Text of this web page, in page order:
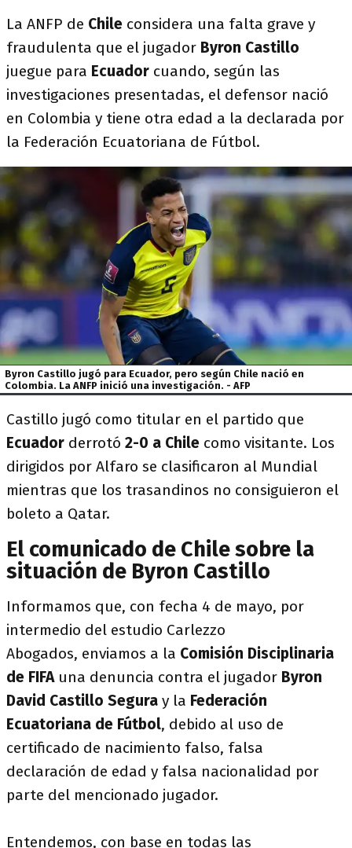
La ANFP de Chile considera una falta grave y
fraudulenta que el jugador Byron Castillo
juegue para Ecuador cuando, según las
investigaciones presentadas, el defensor nació
en Colombia y tiene otra edad a la declarada por
la Federación Ecuatoriana de Fútbol.
Byron Castillo jugó para Ecuador, pero según Chile nació en
Colombia. La ANFP inició una investigación. - AFP
Castillo jugó como titular en el partido que
Ecuador derrotó 2-0 a Chile como visitante. Los
dirigidos por Alfaro se clasificaron al Mundial
mientras que los trasandinos no consiguieron el
boleto a Qatar.
El comunicado de Chile sobre la
situación de Byron Castillo
Informamos que, con fecha 4 de mayo, por
intermedio del estudio Carlezzo
Abogados, enviamos a la Comisión Disciplinaria
de FIFAuna denuncia contra el jugador Byron
David Castillo Segura y la Federación
Ecuatoriana de Fútbol, debido al uso de
certificado de nacimiento falso, falsa
declaración de edad y falsa nacionalidad por
parte del mencionado jugador.
Entendemos, con base en todas las